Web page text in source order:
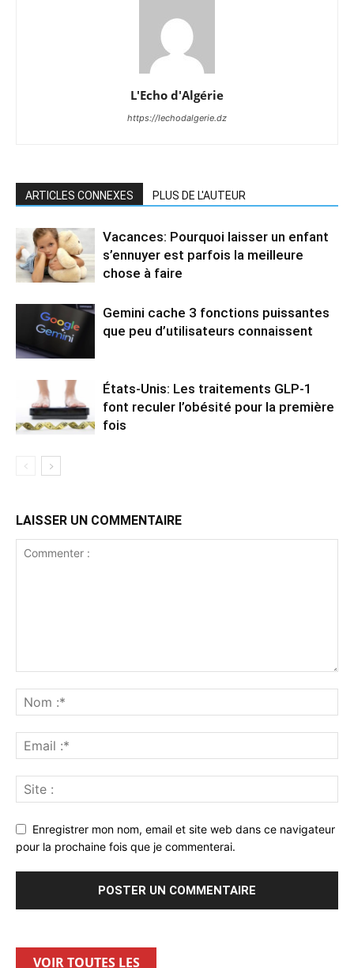
L'Echo d'Algérie
https://lechodalgerie.dz
ARTICLES CONNEXES PLUS DE L'AUTEUR
Vacances: Pourquoi laisser un enfant
s’ennuyer est parfois la meilleure
chose à faire
Gemini cache 3 fonctions puissantes
que peu d’utilisateurs connaissent
États-Unis: Les traitements GLP-1
font reculer l’obésité pour la première
fois
LAISSER UN COMMENTAIRE
Enregistrer mon nom, email et site web dans ce navigateur
pour la prochaine fois que je commenterai.
VOIR TOUTES LES